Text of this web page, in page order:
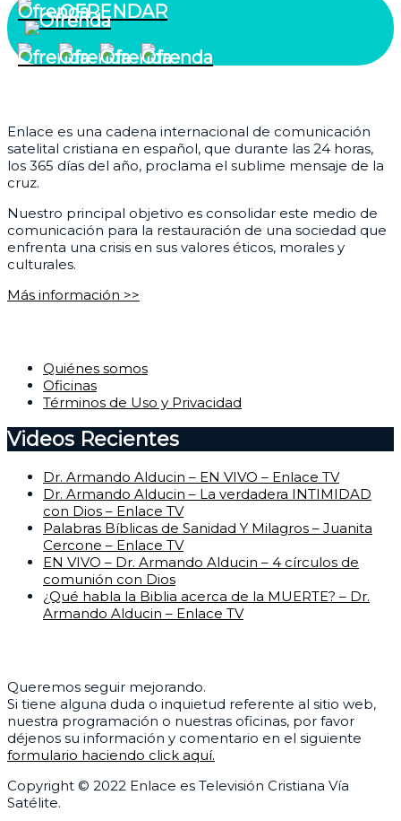
OFRENDAR
Enlace es una cadena internacional de comunicación
satelital cristiana en español, que durante las 24 horas,
los 365 días del año, proclama el sublime mensaje de la
cruz.
Nuestro principal objetivo es consolidar este medio de
comunicación para la restauración de una sociedad que
enfrenta una crisis en sus valores éticos, morales y
culturales.
Más información >>
Quiénes somos
Oficinas
Términos de Uso y Privacidad
Videos Recientes
Dr. Armando Alducin – EN VIVO – Enlace TV
Dr. Armando Alducin – La verdadera INTIMIDAD
con Dios – Enlace TV
Palabras Bíblicas de Sanidad Y Milagros – Juanita
Cercone – Enlace TV
EN VIVO – Dr. Armando Alducin – 4 círculos de
comunión con Dios
¿Qué habla la Biblia acerca de la MUERTE? – Dr.
Armando Alducin – Enlace TV
Queremos seguir mejorando.
Si tiene alguna duda o inquietud referente al sitio web,
nuestra programación o nuestras oficinas, por favor
déjenos su información y comentario en el siguiente
formulario haciendo click aquí.
Copyright © 2022 Enlace es Televisión Cristiana Vía
Satélite.